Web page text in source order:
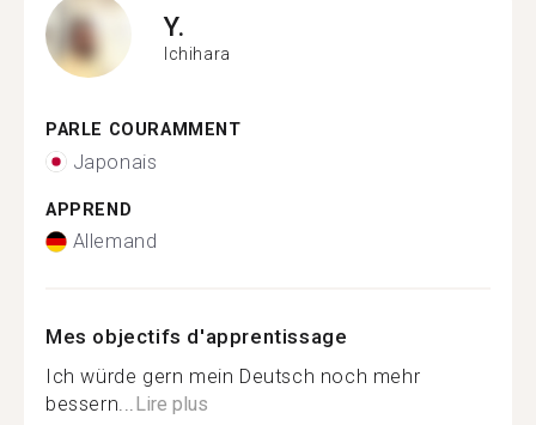
Y.
Ichihara
PARLE COURAMMENT
Japonais
APPREND
Allemand
Mes objectifs d'apprentissage
Ich würde gern mein Deutsch noch mehr
bessern...Lire plus